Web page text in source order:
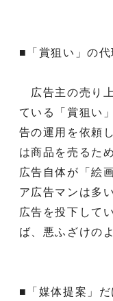
■「賞狙い」の代
広告主の売り
ている「賞狙い
告の運用を依頼
は商品を売るた
広告自体が「絵
ア広告マンは多
広告を投下して
ば、悪ふざけの
■「媒体提案」だ